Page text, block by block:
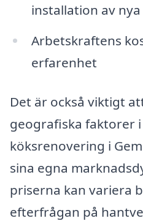
installation av
Arbetskraftens
erfarenhet
Det är också viktigt
geografiska faktorer
köksrenovering i
sina egna
priserna kan variera
efterfrågan på